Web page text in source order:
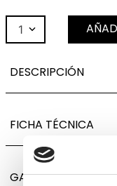
1
DESCRIPCIÓN
FICHA TÉCNICA
GARANTÍA,